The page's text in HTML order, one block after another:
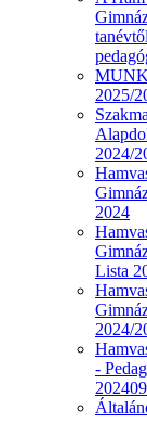
2025/
2024/
2024
Lista
2024/
-